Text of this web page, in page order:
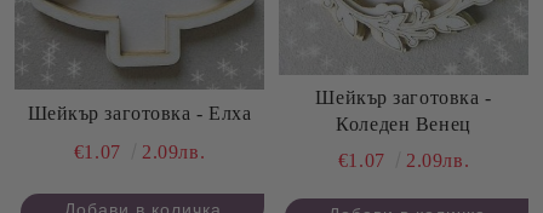
Шейкър заготовка - Елха
€1.07
2.09лв.
Шейкър заготовка -
Коледен Венец
€1.07
2.09лв.